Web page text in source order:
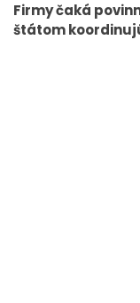
Firmy čaká
štátom